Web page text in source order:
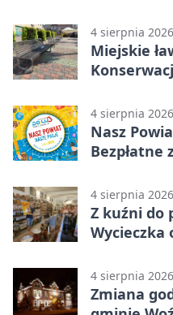
4 sierpnia 2026
Miejskie
4 sierpnia 2026
Nasz
Bezpłatne
4 sierpnia 2026
Z kuźni do
Wycieczka
4 sierpnia 2026
Zmiana